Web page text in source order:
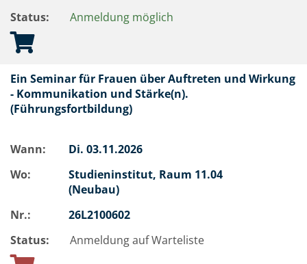
Status:
Anmeldung möglich
Ein Seminar für Frauen über Auftreten und Wirkung
- Kommunikation und Stärke(n).
(Führungsfortbildung)
Wann: Di. 03.11.2026
Wo:
Studieninstitut, Raum 11.04
(Neubau)
Nr.:
26L2100602
Status:
Anmeldung auf Warteliste